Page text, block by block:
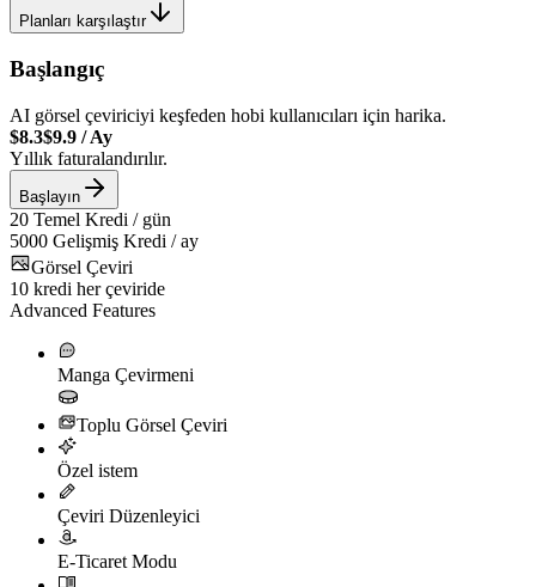
Planları karşılaştır
Başlangıç
AI görsel çeviriciyi keşfeden hobi kullanıcıları için harika.
$8.3$9.9 /Ay
Yıllık faturalandırılır.
Başlayın
20 Temel Kredi / gün
5000 Gelişmiş Kredi / ay
Görsel Çeviri
10 kredi her çeviride
Advanced Features
Manga Çevirmeni
Toplu Görsel Çeviri
Özel istem
Çeviri Düzenleyici
E-Ticaret Modu